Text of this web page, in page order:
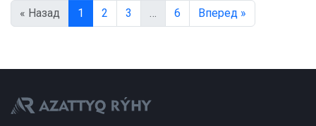
« Назад 1 2 3 6 Вперед »